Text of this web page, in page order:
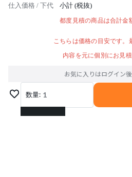
仕入価格 / 下代 小計 (税抜)
都度見積の商品は合計金
こちらは価格の目安です。
内容を元に個別にお見
お気に入りはログイン
数量: 1
1